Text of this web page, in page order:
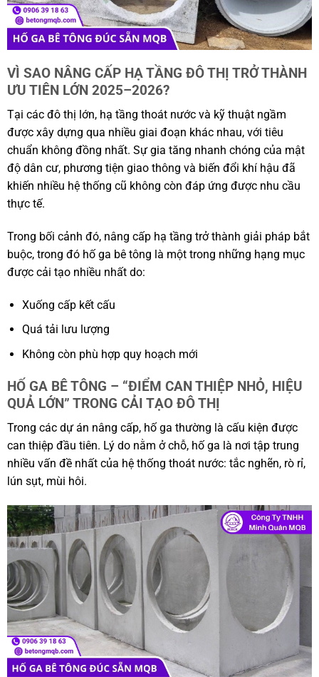
VÌ SAO NÂNG CẤP HẠ TẦNG ĐÔ THỊ TRỞ THÀNH
ƯU TIÊN LỚN 2025–2026?
Tại các đô thị lớn, hạ tầng thoát nước và kỹ thuật ngầm
được xây dựng qua nhiều giai đoạn khác nhau, với tiêu
chuẩn không đồng nhất. Sự gia tăng nhanh chóng của mật
độ dân cư, phương tiện giao thông và biến đổi khí hậu đã
khiến nhiều hệ thống cũ không còn đáp ứng được nhu cầu
thực tế.
Trong bối cảnh đó, nâng cấp hạ tầng trở thành giải pháp bắt
buộc, trong đó hố ga bê tông là một trong những hạng mục
được cải tạo nhiều nhất do:
Xuống cấp kết cấu
Quá tải lưu lượng
Không còn phù hợp quy hoạch mới
HỐ GA BÊ TÔNG – “ĐIỂM CAN THIỆP NHỎ, HIỆU
QUẢ LỚN” TRONG CẢI TẠO ĐÔ THỊ
Trong các dự án nâng cấp, hố ga thường là cấu kiện được
can thiệp đầu tiên. Lý do nằm ở chỗ, hố ga là nơi tập trung
nhiều vấn đề nhất của hệ thống thoát nước: tắc nghẽn, rò rỉ,
lún sụt, mùi hôi.